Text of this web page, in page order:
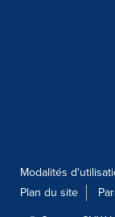
Modalités
Plan du site